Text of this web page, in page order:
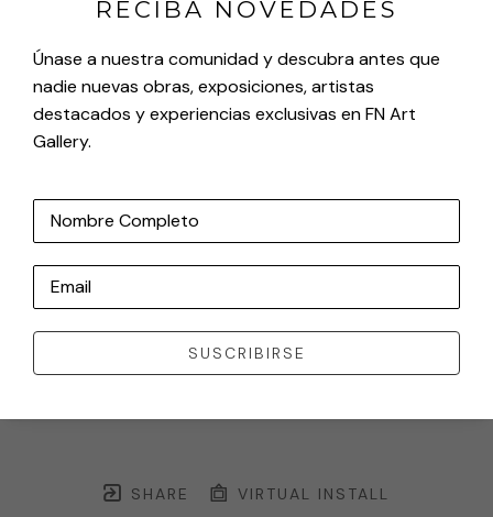
SHARE VIRTUAL INSTALL
RECIBA NOVEDADES
Únase a nuestra comunidad y descubra antes que
nadie nuevas obras, exposiciones, artistas
destacados y experiencias exclusivas en FN Art
Gallery.
Nombre Completo
Email
SUSCRIBIRSE